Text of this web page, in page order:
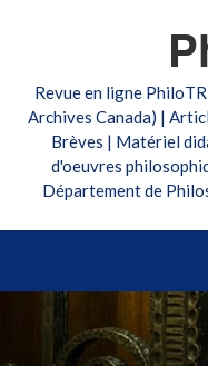
Revue en ligne
Archives Canada) |
Brèves | Matériel
d'oeuvres
Département de